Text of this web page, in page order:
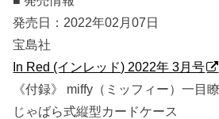
発売日：2022年02月07日
宝島社
In Red (インレッド) 2022年 3月号
《付録》 miffy（ミッフィー）一目
じゃばら式縦型カードケース